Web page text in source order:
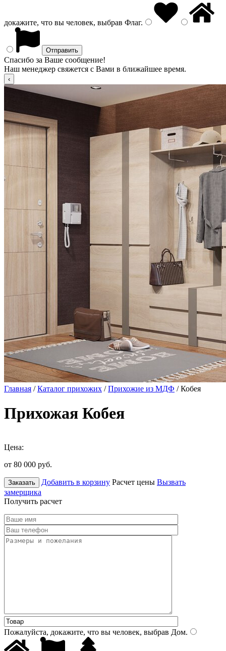
докажите, что вы человек, выбрав Флаг.
Спасибо за Ваше сообщение!
Наш менеджер свяжется с Вами в ближайшее время.
Главная /Каталог прихожих /Прихожие из МДФ / Кобея
Прихожая Кобея
Цена:
от 80 000 руб.
Заказать Добавить в корзину Расчет цены Вызвать
замерщика
Получить расчет
Пожалуйста, докажите, что вы человек, выбрав Дом.